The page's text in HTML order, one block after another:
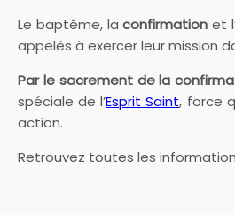
Le baptême, laconfirmation et
appelés à exercer leur mission
Par le sacrement de la
spéciale de l’Esprit Saint, force
action.
Retrouvez toutes les